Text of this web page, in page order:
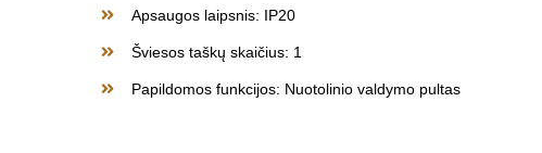
Apsaugos laipsnis: IP20
Šviesos taškų skaičius: 1
Papildomos funkcijos: Nuotolinio valdymo pultas